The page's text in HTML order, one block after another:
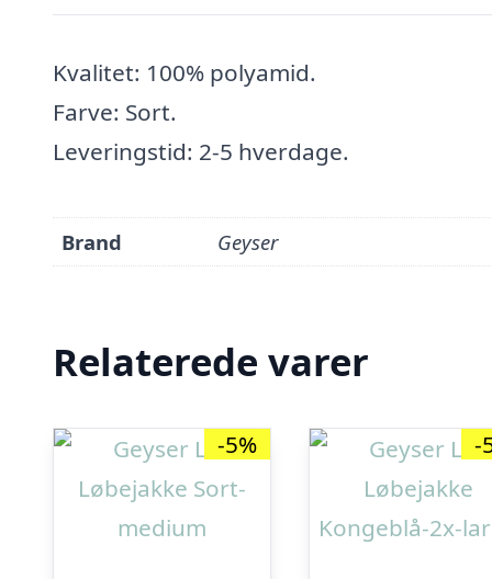
Kvalitet: 100% polyamid.
Farve: Sort.
Leveringstid: 2-5 hverdage.
Brand Geyser
Relaterede varer
-5% -